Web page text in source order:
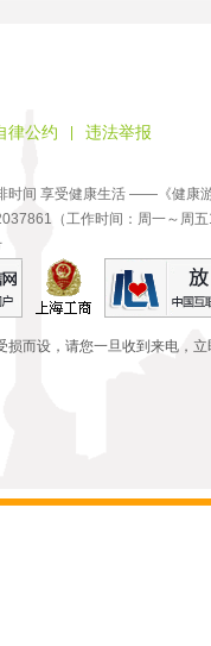
律公约 | 违法举报
时间 享受健康生活 ——《健康游
（工作时间：周一～周五
而设，请您一旦收到来电，立